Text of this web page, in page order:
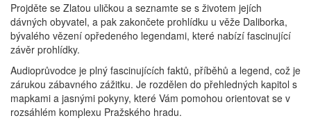
Projděte se Zlatou uličkou a seznamte se s životem jejích
dávných obyvatel, a pak zakončete prohlídku u věže Daliborka,
bývalého vězení opředeného legendami, které nabízí fascinující
závěr prohlídky.
Audioprůvodce je plný fascinujících faktů, příběhů a legend, což je
zárukou zábavného zážitku. Je rozdělen do přehledných kapitol s
mapkami a jasnými pokyny, které Vám pomohou orientovat se v
rozsáhlém komplexu Pražského hradu.